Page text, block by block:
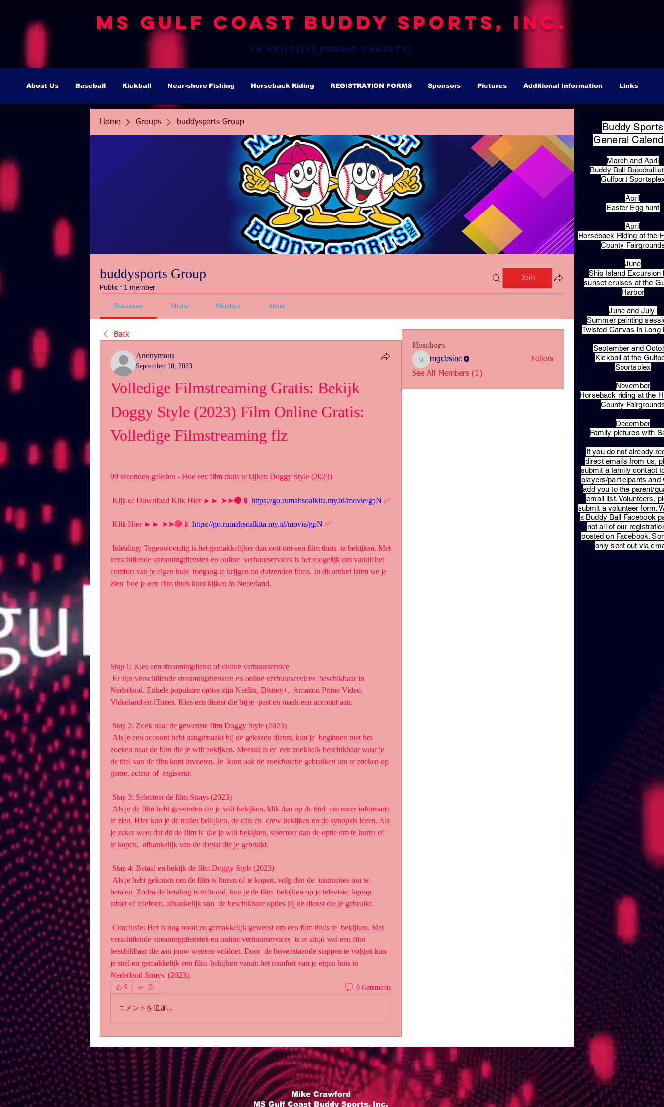
MS Gulf Coast Buddy Sports, Inc.
(a 501(c)(3) public charity)
About Us Baseball Kickball Near-shore Fishing Horseback Riding REGISTRATION FORMS Sponsors Pictures Additional Information Links
Home Groups buddysports Group
buddysports Group
Public · 1 member
Join
Discussion Media Members About
Back
Anonymous
September 10, 2023
Volledige Filmstreaming Gratis: Bekijk
Doggy Style (2023) Film Online Gratis:
Volledige Filmstreaming flz
09 seconden geleden - Hoe een film thuis te kijken Doggy Style (2023)
Kijk of Download Klik Hier ►► ➤➤🔴📱 https://go.rumahsoalkita.my.id/movie/gpN ✅
Klik Hier ►► ➤➤🔴📱 https://go.rumahsoalkita.my.id/movie/gpN ✅
verschillende streamingdiensten en online  verhuurservices is het mogelijk om vanuit het
comfort van je eigen huis  toegang te krijgen tot duizenden films. In dit artikel laten we je
zien  hoe je een film thuis kunt kijken in Nederland.
Stap 1: Kies een streamingdienst of online verhuurservice
Nederland. Enkele populaire opties zijn Netflix, Disney+,  Amazon Prime Video,
Videoland en iTunes. Kies een dienst die bij je  past en maak een account aan.
Stap 2: Zoek naar de gewenste film Doggy Style (2023)
zoeken naar de film die je wilt bekijken. Meestal is er  een zoekbalk beschikbaar waar je
de titel van de film kunt invoeren. Je  kunt ook de zoekfunctie gebruiken om te zoeken op
genre, acteur of  regisseur.
Stap 3: Selecteer de film Strays (2023)
te zien. Hier kun je de trailer bekijken, de cast en  crew bekijken en de synopsis lezen. Als
je zeker weet dat dit de film is  die je wilt bekijken, selecteer dan de optie om te huren of
te kopen,  afhankelijk van de dienst die je gebruikt.
Stap 4: Betaal en bekijk de film Doggy Style (2023)
betalen. Zodra de betaling is voltooid, kun je de film  bekijken op je televisie, laptop,
tablet of telefoon, afhankelijk van  de beschikbare opties bij de dienst die je gebruikt.
verschillende streamingdiensten en online verhuurservices  is er altijd wel een film
beschikbaar die aan jouw wensen voldoet. Door  de bovenstaande stappen te volgen kun
je snel en gemakkelijk een film  bekijken vanuit het comfort van je eigen huis in
Nederland Strays  (2023).
0 0 Comments
コメントを追加…
Members
mgcbsinc
mgcbsinc
Follow
See All Members (1)
Buddy Sports
General
March and April
Buddy Ball Baseball
Gulfport
April
Easter Egg hunt
April
Horseback Riding at the
County
June
Ship Island Excursion
sunset cruises at the
Harbor
June and July
Summer painting
Twisted Canvas in Long
September and
Kickball at the
Sportsplex
November
Horseback riding at the
County
December
Family pictures with
​If you do not already
direct emails from us,
submit a family contact
players/participants and
add you to the parent/
email list. Volunteers,
submit a volunteer form.
a Buddy Ball Facebook
not all of our
posted on Facebook.
only sent out via
Mike Crawford
MS Gulf Coast Buddy Sports, Inc.